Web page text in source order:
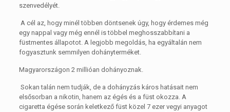
szenvedélyét.
A cél az, hogy minél többen döntsenek úgy, hogy érdemes még
egy nappal vagy még ennél is többel meghosszabbítani a
füstmentes állapotot. A legjobb megoldás, ha egyáltalán nem
fogyasztunk semmilyen dohányterméket.
Magyarországon 2 millióan dohányoznak.
Sokan talán nem tudják, de a dohányzás káros hatásait nem
elsősorban a nikotin, hanem az égés és a füst okozza. A
cigaretta égése során keletkező füst közel 7 ezer vegyi anyagot